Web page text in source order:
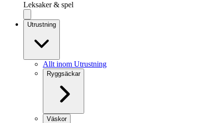
Leksaker & spel
Utrustning
Allt inom Utrustning
Ryggsäckar
Väskor